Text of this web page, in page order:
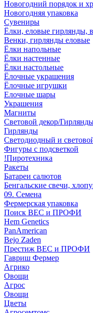
Новогодний порядок и
Новогодняя упаковка
Сувениры
Ёлки, еловые гирлянды,
Венки, гирлянды еловые
Ёлки напольные
Ёлки настенные
Ёлки настольные
Ёлочные украшения
Ёлочные игрушки
Елочные шары
Украшения
Магниты
Световой декор/
Гирлянды
Светодиодный и
Фигуры с подсветкой
!Пиротехника
Ракеты
Батареи салютов
Бенгальские свечи,
09. Семена
Фермерская упаковка
Поиск ВЕС и ПРОФИ
Hem Genetics
PanAmerican
Bejo Zaden
Престиж ВЕС и ПРОФИ
Гавриш Фермер
Агрико
Овощи
Агрос
Овощи
Цветы